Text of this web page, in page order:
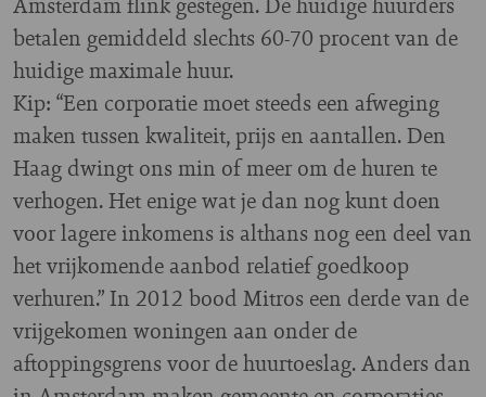
betalen gemiddeld slechts 60-70 procent van de
huidige maximale huur.
Kip: “Een corporatie moet steeds een afweging
maken tussen kwaliteit, prijs en aantallen. Den
Haag dwingt ons min of meer om de huren te
verhogen. Het enige wat je dan nog kunt doen
voor lagere inkomens is althans nog een deel van
het vrijkomende aanbod relatief goedkoop
verhuren.” In 2012 bood Mitros een derde van de
vrijgekomen woningen aan onder de
aftoppingsgrens voor de huurtoeslag. Anders dan